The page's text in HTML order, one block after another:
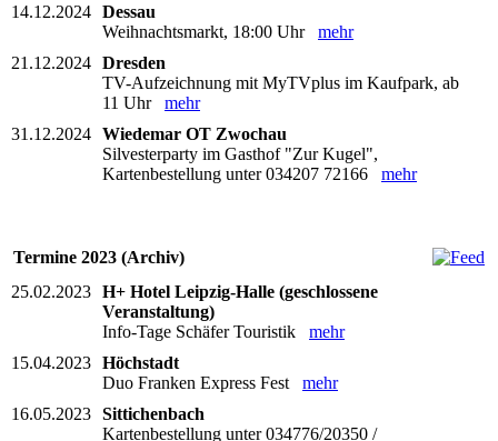
14.12.2024 Dessau
Weihnachtsmarkt, 18:00 Uhr mehr
21.12.2024 Dresden
TV-Aufzeichnung mit MyTVplus im Kaufpark, ab
11 Uhr mehr
31.12.2024 Wiedemar OT Zwochau
Silvesterparty im Gasthof "Zur Kugel",
Kartenbestellung unter 034207 72166 mehr
Termine 2023 (Archiv)
25.02.2023 H+ Hotel Leipzig-Halle (geschlossene
Veranstaltung)
Info-Tage Schäfer Touristik mehr
15.04.2023 Höchstadt
Duo Franken Express Fest mehr
16.05.2023 Sittichenbach
Kartenbestellung unter 034776/20350 /